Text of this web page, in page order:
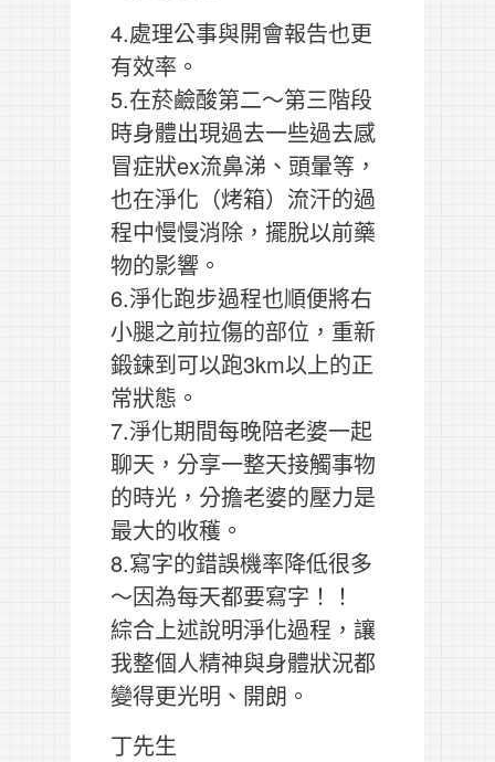
4.處理公事與開會報告也更
有效率。
5.在菸鹼酸第二～第三階段
時身體出現過去一些過去感
冒症狀ex流鼻涕、頭暈等，
也在淨化（烤箱）流汗的過
程中慢慢消除，擺脫以前藥
物的影響。
6.淨化跑步過程也順便將右
小腿之前拉傷的部位，重新
鍛鍊到可以跑3km以上的正
常狀態。
7.淨化期間每晚陪老婆一起
聊天，分享一整天接觸事物
的時光，分擔老婆的壓力是
最大的收穫。
8.寫字的錯誤機率降低很多
～因為每天都要寫字！！
綜合上述說明淨化過程，讓
我整個人精神與身體狀況都
變得更光明、開朗。
丁先生